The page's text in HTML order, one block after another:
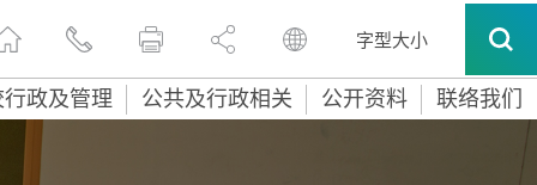
字型大小
政及管理 公共及行政相关 公开资料 联络我们